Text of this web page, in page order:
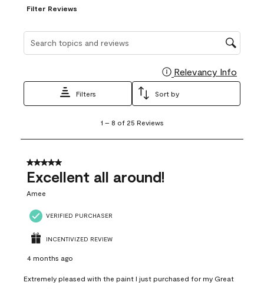
Filter Reviews
Relevancy Info
Filters Sort by
8
25
Reviews
1 – 8 of 25 Reviews
5 out of 5 stars.
Excellent all around!
Amee
VERIFIED PURCHASER
INCENTIVIZED REVIEW
4 months ago
Extremely pleased with the paint I just purchased for my Great